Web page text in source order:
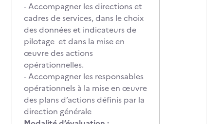
- Accompagner les directions et
cadres de services, dans le choix
des données et indicateurs de
pilotage et dans la mise en
œuvre des actions
opérationnelles.
- Accompagner les responsables
opérationnels à la mise en œuvre
des plans d’actions définis par la
direction générale